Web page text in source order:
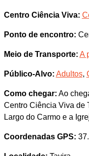
Centro Ciência Viva:
Ponto de encontro:
Meio de Transporte: A
Público-Alvo: Adultos,
Como chegar: Ao
Centro Ciência Viva de
Largo do Carmo e a
Coordenadas GPS: